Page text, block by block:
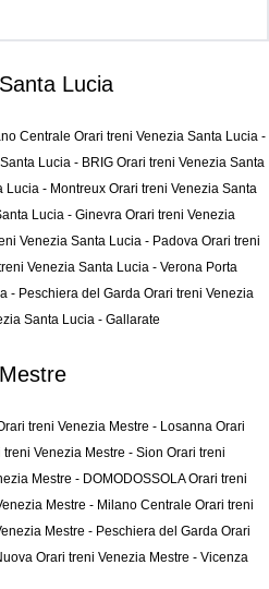
Lucia
Centrale Orari treni Venezia Santa Lucia -
Lucia - BRIG Orari treni Venezia Santa
Lucia - Montreux Orari treni Venezia Santa
Lucia - Ginevra Orari treni Venezia
Venezia Santa Lucia - Padova Orari treni
Venezia Santa Lucia - Verona Porta
- Peschiera del Garda Orari treni Venezia
Santa Lucia - Gallarate
treni Venezia Mestre - Losanna Orari
treni Venezia Mestre - Sion Orari treni
Mestre - DOMODOSSOLAOrari treni
Mestre - Milano Centrale Orari treni
Mestre - Peschiera del Garda Orari
Orari treni Venezia Mestre - Vicenza